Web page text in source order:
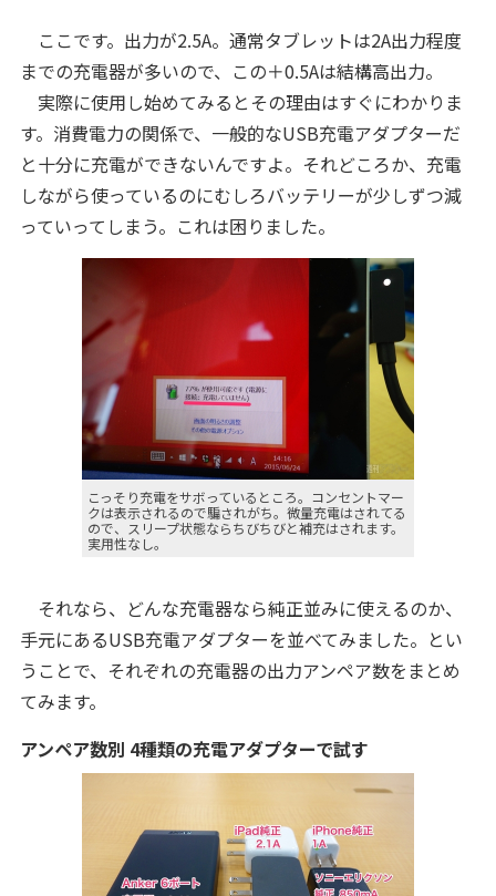
ここです。出力が2.5A。通常タブレットは2A出力程度
までの充電器が多いので、この＋0.5Aは結構高出力。
実際に使用し始めてみるとその理由はすぐにわかりま
す。消費電力の関係で、一般的なUSB充電アダプターだ
と十分に充電ができないんですよ。それどころか、充電
しながら使っているのにむしろバッテリーが少しずつ減
っていってしまう。これは困りました。
こっそり充電をサボっているところ。コンセントマー
クは表示されるので騙されがち。微量充電はされてる
ので、スリープ状態ならちびちびと補充はされます。
実用性なし。
それなら、どんな充電器なら純正並みに使えるのか、
手元にあるUSB充電アダプターを並べてみました。とい
うことで、それぞれの充電器の出力アンペア数をまとめ
てみます。
アンペア数別 4種類の充電アダプターで試す